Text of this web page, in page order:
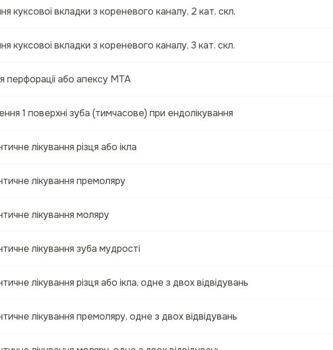
куксової вкладки з кореневого каналу, 2 кат. скл.
куксової вкладки з кореневого каналу, 3 кат. скл.
перфорації або апексу МTA
1 поверхні зуба (тимчасове) при ендолікування
лікування різця або ікла
лікування премоляру
лікування моляру
лікування зуба мудрості
лікування різця або ікла, одне з двох відвідувань
лікування премоляру, одне з двох відвідувань